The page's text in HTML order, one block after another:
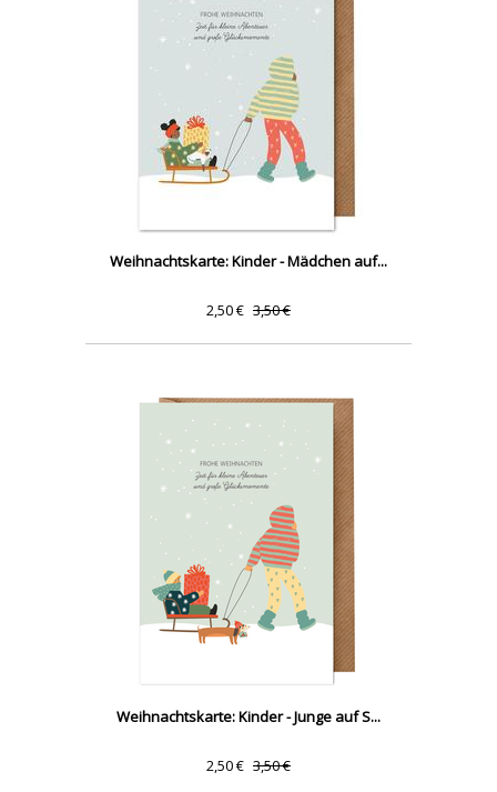
Weihnachtskarte: Kinder - Mädchen auf...
2,50 € 3,50 €
Weihnachtskarte: Kinder - Junge auf S...
2,50 € 3,50 €